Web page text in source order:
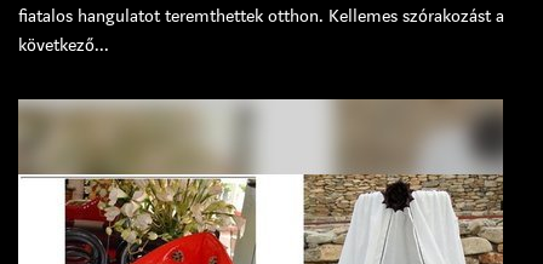
fiatalos hangulatot teremthettek otthon. Kellemes szórakozást a
következő...